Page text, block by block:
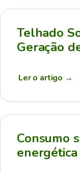
Telhado
Geração
Ler o artigo →
Consumo